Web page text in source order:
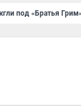
под «Братья